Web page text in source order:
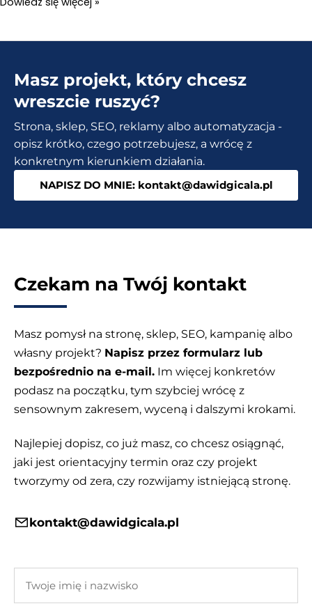
z
Moja
Firma
lokalnych
film
Masz projekt, który chcesz
wreszcie ruszyć?
Strona, sklep, SEO, reklamy albo automatyzacja -
opisz krótko, czego potrzebujesz, a wrócę z
konkretnym kierunkiem działania.
NAPISZ DO MNIE: kontakt@dawidgicala.pl
Czekam na Twój kontakt
Masz pomysł na stronę, sklep, SEO, kampanię albo
własny projekt? Napisz przez formularz lub
bezpośrednio na e-mail. Im więcej konkretów
podasz na początku, tym szybciej wrócę z
sensownym zakresem, wyceną i dalszymi krokami.
Najlepiej dopisz, co już masz, co chcesz osiągnąć,
jaki jest orientacyjny termin oraz czy projekt
tworzymy od zera, czy rozwijamy istniejącą stronę.
kontakt@dawidgicala.pl
imię